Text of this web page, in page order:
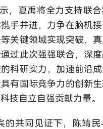
，夏禹将全力支持联
手并进，力争在脑机
关键领域实现突破，
过此次强强联合，深
科研实力，加速前沿
有国际竞争力的创新
技自立自强贡献力量。
的共同见证下，陈靖民